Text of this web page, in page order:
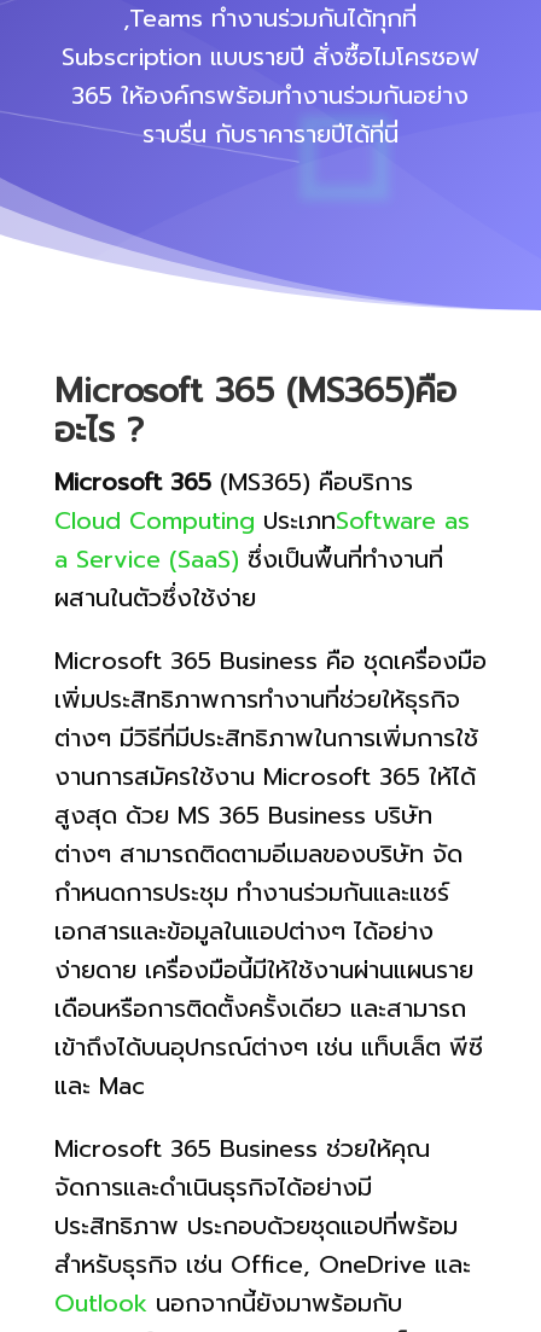
,Teams ทำงานร่วมกันได้ทุกที่
Subscription แบบรายปี สั่งซื้อไมโครซอฟ
365 ให้องค์กรพร้อมทำงานร่วมกันอย่าง
ราบรื่น กับราคารายปีได้ที่นี่
Microsoft 365 (MS365)คือ
อะไร ?
Microsoft 365(MS365) คือบริการ
Cloud Computing ประเภทSoftware as
a Service (SaaS) ซึ่งเป็นพื้นที่ทำงานที่
ผสานในตัวซึ่งใช้ง่าย
Microsoft 365 Business คือ ชุดเครื่องมือ
เพิ่มประสิทธิภาพการทำงานที่ช่วยให้ธุรกิจ
ต่างๆ มีวิธีที่มีประสิทธิภาพในการเพิ่มการใช้
งานการสมัครใช้งาน Microsoft 365 ให้ได้
สูงสุด ด้วย MS 365 Business บริษัท
ต่างๆ สามารถติดตามอีเมลของบริษัท จัด
กำหนดการประชุม ทำงานร่วมกันและแชร์
เอกสารและข้อมูลในแอปต่างๆ ได้อย่าง
ง่ายดาย เครื่องมือนี้มีให้ใช้งานผ่านแผนราย
เดือนหรือการติดตั้งครั้งเดียว และสามารถ
เข้าถึงได้บนอุปกรณ์ต่างๆ เช่น แท็บเล็ต พีซี
และ Mac
Microsoft 365 Business ช่วยให้คุณ
จัดการและดำเนินธุรกิจได้อย่างมี
ประสิทธิภาพ ประกอบด้วยชุดแอปที่พร้อม
สำหรับธุรกิจ เช่น Office, OneDrive และ
Outlook นอกจากนี้ยังมาพร้อมกับ